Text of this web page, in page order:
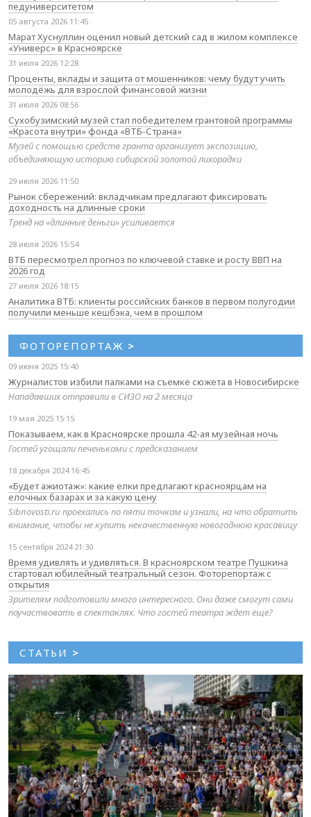
педуниверситетом
05 августа 2026 11:45
Марат Хуснуллин оценил новый детский сад в жилом комплексе
«Универс» в Красноярске
31 июля 2026 12:28
Проценты, вклады и защита от мошенников: чему будут учить
молодёжь для взрослой финансовой жизни
31 июля 2026 08:56
Сухобузимский музей стал победителем грантовой программы
«Красота внутри» фонда «ВТБ-Страна»
Музей с помощью средств гранта организует экспозицию,
объединяющую историю сибирской золотой лихорадки
29 июля 2026 11:50
Рынок сбережений: вкладчикам предлагают фиксировать
доходность на длинные сроки
Тренд на «длинные деньги» усиливается
28 июля 2026 15:54
ВТБ пересмотрел прогноз по ключевой ставке и росту ВВП на
2026 год
27 июля 2026 18:15
Аналитика ВТБ: клиенты российских банков в первом полугодии
получили меньше кешбэка, чем в прошлом
ФОТОРЕПОРТАЖ >
09 июня 2025 15:40
Журналистов избили палками на съемке сюжета в Новосибирске
Нападавших отправили в СИЗО на 2 месяца
19 мая 2025 15:15
Показываем, как в Красноярске прошла 42-ая музейная ночь
Гостей угощали печеньками с предсказанием
18 декабря 2024 16:45
«Будет ажиотаж»: какие елки предлагают красноярцам на
елочных базарах и за какую цену
Sibnovosti.ru проехались по пяти точкам и узнали, на что обратить
внимание, чтобы не купить некачественную новогоднюю красавицу
15 сентября 2024 21:30
Время удивлять и удивляться. В красноярском театре Пушкина
стартовал юбилейный театральный сезон. Фоторепортаж с
открытия
Зрителям подготовили много интересного. Они даже смогут сами
поучаствовать в спектаклях. Что гостей театра ждет еще?
СТАТЬИ >